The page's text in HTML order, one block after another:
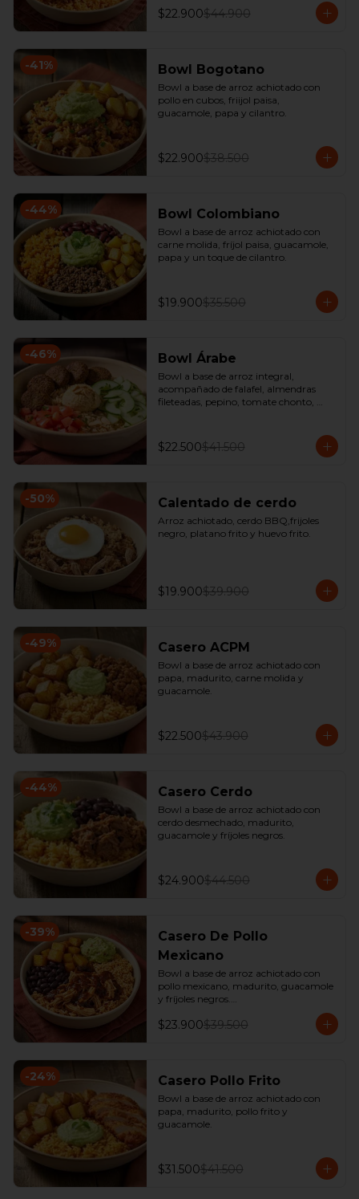
$22.900$44.900
-41% Bowl Bogotano
Bowl a base de arroz achiotado con
pollo en cubos, friijol paisa,
guacamole, papa y cilantro.
$22.900$38.500
-44% Bowl Colombiano
Bowl a base de arroz achiotado con
carne molida, fríjol paisa, guacamole,
papa y un toque de cilantro.
$19.900$35.500
-46% Bowl Árabe
Bowl a base de arroz integral,
acompañado de falafel, almendras
fileteadas, pepino, tomate chonto,
$22.500$41.500
-50% Calentado de cerdo
Arroz achiotado, cerdo BBQ,frijoles
negro, platano frito y huevo frito.
$19.900$39.900
-49% Casero ACPM
Bowl a base de arroz achiotado con
papa, madurito, carne molida y
guacamole.
$22.500$43.900
-44% Casero Cerdo
Bowl a base de arroz achiotado con
cerdo desmechado, madurito,
guacamole y fríjoles negros.
$24.900$44.500
-39%
Casero De Pollo
Mexicano
Bowl a base de arroz achiotado con
pollo mexicano, madurito, guacamole
y fríjoles negros.
$23.900$39.500
-24% Casero Pollo Frito
Bowl a base de arroz achiotado con
papa, madurito, pollo frito y
guacamole.
$31.500$41.500